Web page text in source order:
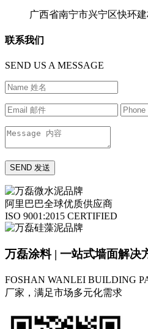
广西省南宁市兴宁区快环
联系我们
SEND US A MESSAGE
阿里巴巴全球优质供应商
ISO 9001:2015 CERTIFIED
万磊涂料 | 一站式墙面解决
FOSHAN WANLEI BUILDING
厂家，满足市场多元化需求